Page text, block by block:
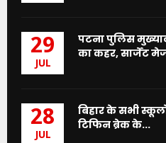
29
JUL
पटना पुलिस
का कहर, सार्जेंट
28
JUL
बिहार के सभी
टिफिन ब्रेक के...